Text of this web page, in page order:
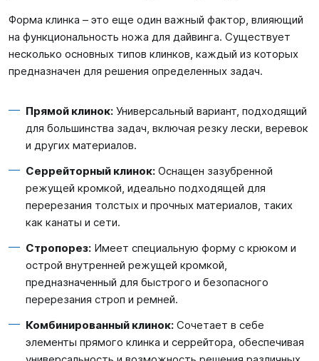
Форма клинка – это еще один важный фактор, влияющий
на функциональность ножа для дайвинга. Существует
несколько основных типов клинков, каждый из которых
предназначен для решения определенных задач.
Прямой клинок: Универсальный вариант, подходящий
для большинства задач, включая резку лески, веревок
и других материалов.
Серрейторный клинок: Оснащен зазубренной
режущей кромкой, идеально подходящей для
перерезания толстых и прочных материалов, таких
как канаты и сети.
Стропорез: Имеет специальную форму с крюком и
острой внутренней режущей кромкой,
предназначенный для быстрого и безопасного
перерезания строп и ремней.
Комбинированный клинок: Сочетает в себе
элементы прямого клинка и серрейтора, обеспечивая